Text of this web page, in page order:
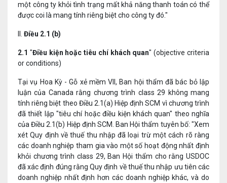
một công ty khỏi tình trạng mất khả năng thanh toán có thể
được coi là mang tính riêng biệt cho công ty đó."
Điều 2.1 (b)
2.1 "Điều kiện hoặc tiêu chí khách quan" (objective criteria
or conditions)
Tại vụ Hoa Kỳ - Gỗ xẻ mềm VII, Ban hội thẩm đã bác bỏ lập
luận của Canada rằng chương trình class 29 không mang
tính riêng biệt theo Điều 2.1(a) Hiệp định SCM vì chương trình
đã thiết lập "tiêu chí hoặc điều kiện khách quan" theo nghĩa
của Điều 2.1(b) Hiệp định SCM. Ban Hội thẩm tuyên bố: "Xem
xét Quy định về thuế thu nhập đã loại trừ một cách rõ ràng
các doanh nghiệp tham gia vào một số hoạt động nhất định
khỏi chương trình class 29, Ban Hội thẩm cho rằng USDOC
đã xác định đúng rằng Quy định về thuế thu nhập ưu tiên các
doanh nghiệp nhất định hơn các doanh nghiệp khác, và do